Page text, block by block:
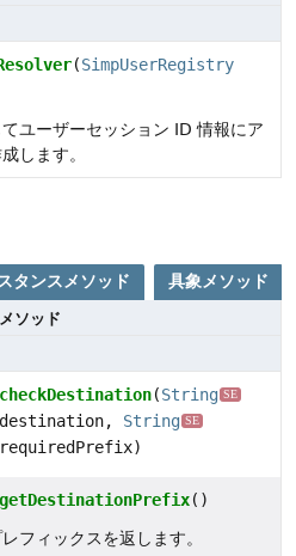
(SimpUserRegistry
ユーザーセッション ID 情報にア
します。
タンスメソッド 具象メソッド
メソッド
checkDestination(String SE
destination, String SE
requiredPrefix)
getDestinationPrefix()
フィックスを返します。